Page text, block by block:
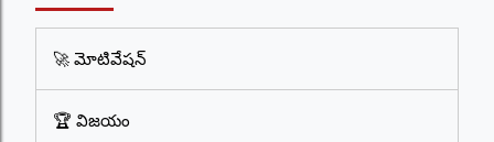
🚀 మోటివేషన్
🏆 విజయం